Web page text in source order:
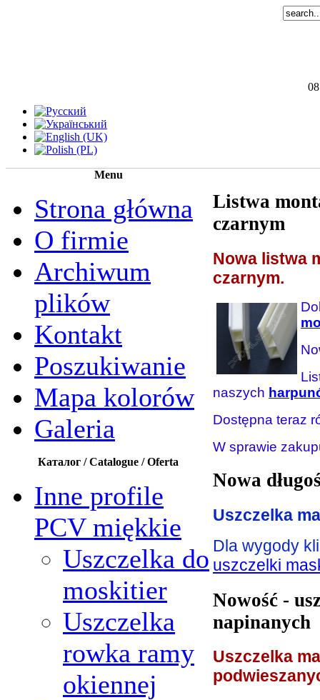
Menu
Strona główna
O firmie
Archiwum
plików
Kontakt
Poszukiwanie
Mapa kolorów
Galeria
Каталог / Catalogue / Oferta
Inne profile
PCV miękkie
Uszczelka do
moskitier
Uszczelka
rowka ramy
okiennej
Listwa
czarnym
Nowa listwa
czarnym.
naszych
Dostępna teraz
W sprawie
Nowa
Uszczelka
Dla wygody
uszczelki
Nowość -
napinanych
Uszczelka